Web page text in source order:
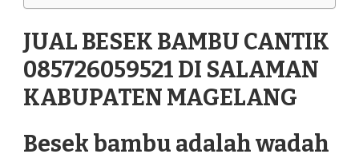
JUAL BESEK BAMBU CANTIK
085726059521 DI SALAMAN
KABUPATEN MAGELANG
Besek bambu adalah wadah